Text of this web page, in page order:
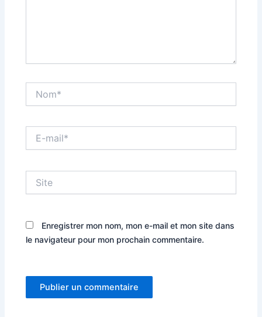
mail*
Enregistrer mon nom, mon e-mail et mon site dans
le navigateur pour mon prochain commentaire.